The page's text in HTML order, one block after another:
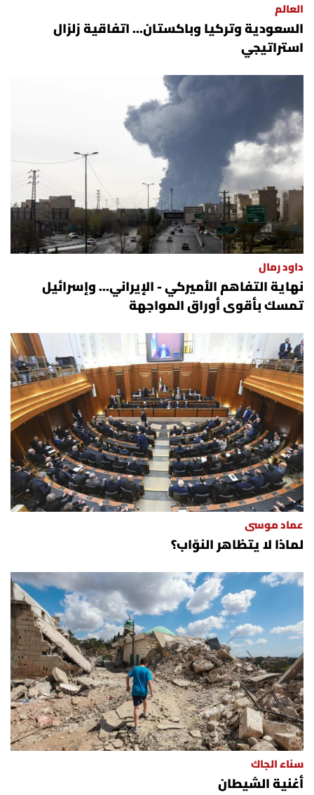
العالم
السعودية وتركيا وباكستان... اتفاقية زلزال
استراتيجي
داود رمال
نهاية التفاهم الأميركي - الإيراني... وإسرائيل
تمسك بأقوى أوراق المواجهة
عماد موسى
لماذا لا يتظاهر النوّاب؟
سناء الجاك
أغنية الشيطان